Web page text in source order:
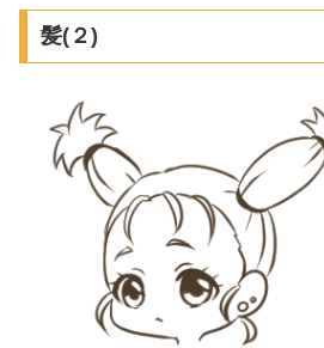
髪(２)